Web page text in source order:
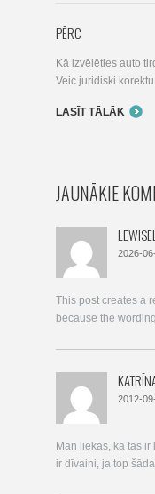
PĒRC
Kā izvēlēties auto
Veic juridiski
LASĪT TĀLĀK
JAUNĀKIE
2026-
This post creates a
because the
2012-
Man liekas, ka tas
ir dīvaini, ja top